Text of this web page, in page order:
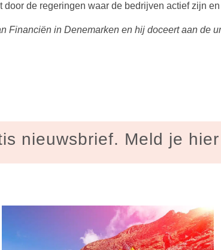
de regeringen waar de bedrijven actief zijn
Financiën in Denemarken en hij doceert aan de
nieuwsbrief. Meld je